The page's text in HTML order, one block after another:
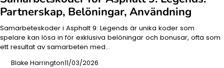
Partnerskap, Belöningar, Användning
Samarbeteskoder i Asphalt 9: Legends är unika koder som
spelare kan lösa in för exklusiva belöningar och bonusar, ofta som
ett resultat av samarbeten med…
Blake Harrington11/03/2026